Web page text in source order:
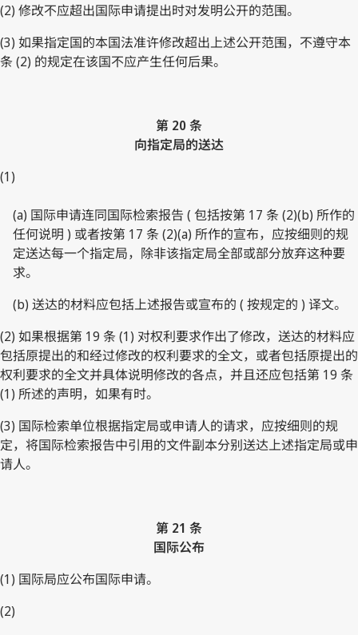
(2) 修改不应超出国际申请提出时对发明公开的范围。
(3) 如果指定国的本国法准许修改超出上述公开范围，不遵守本
条 (2) 的规定在该国不应产生任何后果。
第 20 条
向指定局的送达
(1)
(a) 国际申请连同国际检索报告 ( 包括按第 17 条 (2)(b) 所作的
任何说明 ) 或者按第 17 条 (2)(a) 所作的宣布，应按细则的规
定送达每一个指定局，除非该指定局全部或部分放弃这种要
求。
(b) 送达的材料应包括上述报告或宣布的 ( 按规定的 ) 译文。
(2) 如果根据第 19 条 (1) 对权利要求作出了修改，送达的材料应
包括原提出的和经过修改的权利要求的全文，或者包括原提出的
权利要求的全文并具体说明修改的各点，并且还应包括第 19 条
(1) 所述的声明，如果有时。
(3) 国际检索单位根据指定局或申请人的请求，应按细则的规
定，将国际检索报告中引用的文件副本分别送达上述指定局或申
请人。
第 21 条
国际公布
(1) 国际局应公布国际申请。
(2)